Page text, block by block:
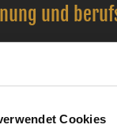
Cookies
und
in der
den